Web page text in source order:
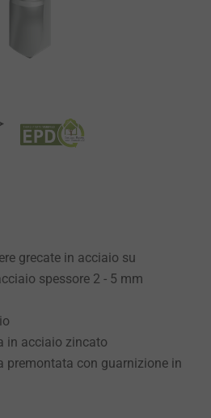
grecate in acciaio su
spessore 2 - 5 mm
in acciaio zincato
premontata con guarnizione in